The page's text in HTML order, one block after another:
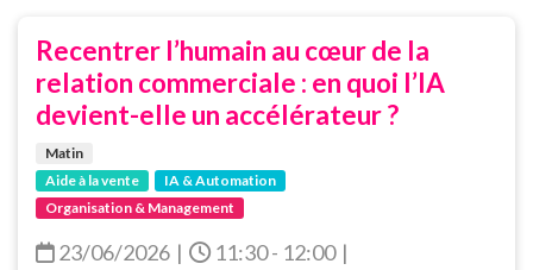
Recentrer l’humain au cœur de la
relation commerciale : en quoi l’IA
devient-elle un accélérateur ?
Matin
Aide à la vente
IA & Automation
Organisation & Management
23/06/2026 | 11:30 - 12:00 |